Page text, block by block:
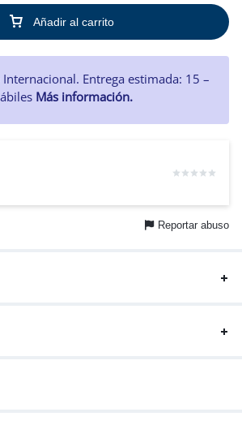
Añadir al carrito
Entrega estimada: 15 –
Más información.
Reportar abuso